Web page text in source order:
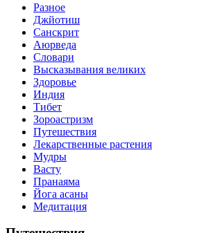
Разное
Джйотиш
Санскрит
Аюрведа
Словари
Высказывания великих
Здоровье
Индия
Тибет
Зороастризм
Путешествия
Лекарственные растения
Мудры
Васту
Пранаяма
Йога асаны
Медитация